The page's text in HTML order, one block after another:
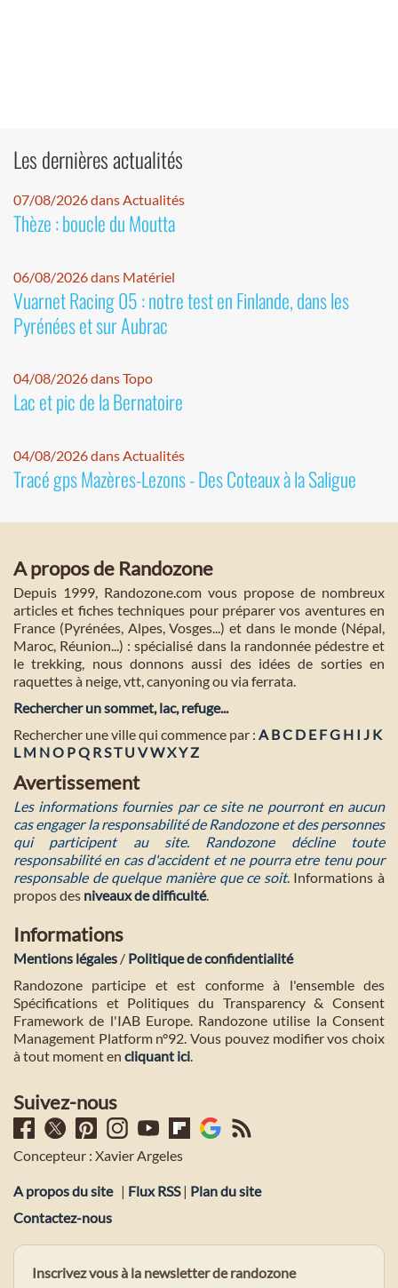
Les dernières actualités
07/08/2026 dans Actualités
Thèze : boucle du Moutta
06/08/2026 dans Matériel
Vuarnet Racing 05 : notre test en Finlande, dans les
Pyrénées et sur Aubrac
04/08/2026 dans Topo
Lac et pic de la Bernatoire
04/08/2026 dans Actualités
Tracé gps Mazères-Lezons - Des Coteaux à la Saligue
A propos de Randozone
Depuis 1999, Randozone.com vous propose de nombreux
articles et fiches techniques pour préparer vos aventures en
France (Pyrénées, Alpes, Vosges...) et dans le monde (Népal,
Maroc, Réunion...) : spécialisé dans la randonnée pédestre et
le trekking, nous donnons aussi des idées de sorties en
raquettes à neige, vtt, canyoning ou via ferrata.
Rechercher un sommet, lac, refuge...
Rechercher une ville qui commence par : A BC D E FG H I J K
L M NO PQ RST U VWXYZ
Avertissement
Les informations fournies par ce site ne pourront en aucun
cas engager la responsabilité de Randozone et des personnes
qui participent au site. Randozone décline toute
responsabilité en cas d'accident et ne pourra etre tenu pour
responsable de quelque manière que ce soit. Informations à
propos des niveaux de difficulté.
Informations
Mentions légales / Politique de confidentialité
Randozone participe et est conforme à l'ensemble des
Spécifications et Politiques du Transparency & Consent
Framework de l'IAB Europe. Randozone utilise la Consent
Management Platform n°92. Vous pouvez modifier vos choix
à tout moment en cliquant ici.
Suivez-nous
Concepteur : Xavier Argeles
A propos du site | Flux RSS| Plan du site
Contactez-nous
Inscrivez vous à la newsletter de randozone